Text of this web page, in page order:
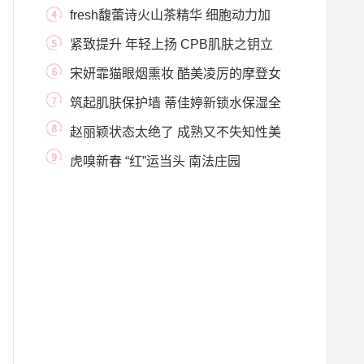
与水疗峰会 ，臻献
fresh馥蕾诗火山茶精华 细胞动力加
速 强韧新生重
紧致提升 年轻上扬 CPB肌肤之钥立
体紧颜精华乳焕
宋妍霏猫眼烟熏妆 酷美凌厉的摩登女
郎 筑起肌肤保护墙 蒂佳婷新锁水保湿全
新上市赵丽颖状态太绝了 成熟又不失知性美
虎嗅新春 “红”运当头 南法庄园